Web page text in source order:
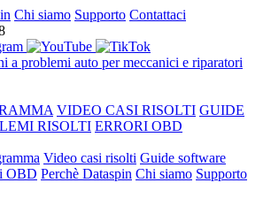
Chi siamo Supporto Contattaci
VIDEO CASI RISOLTI GUIDE
RISOLTI ERRORI OBD
Video casi risolti Guide software
OBD Perchè Dataspin Chi siamo Supporto